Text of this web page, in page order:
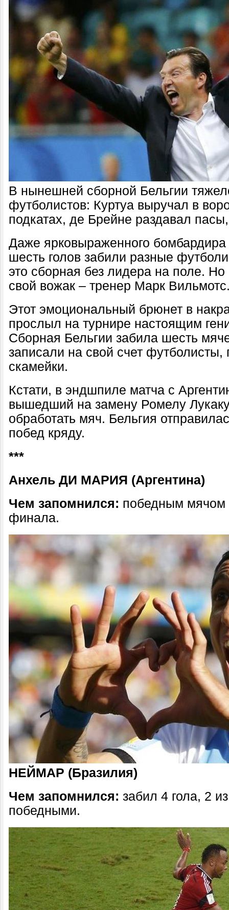
В нынешней сборной Бельгии
футболистов: Куртуа выручал в
подкатах, де Брейне раздавал
Даже ярковыраженного бомбардира
шесть голов забили разные
это сборная без лидера на поле. Но
свой вожак – тренер Марк
Этот эмоциональный брюнет в
прослыл на турнире настоящим
Сборная Бельгии забила шесть
записали на свой счет
скамейки.
Кстати, в эндшпиле матча с
вышедший на замену Ромелу
обработать мяч. Бельгия
побед кряду.
***
Анхель ДИ МАРИЯ (Аргентина)
Чем запомнился: победным мячом
финала.
НЕЙМАР (Бразилия)
Чем запомнился: забил 4 гола, 2
победными.